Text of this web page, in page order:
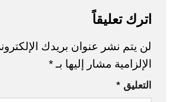
اترك تعليقاً
لن يتم نشر عنوان بريدك
الإلزامية مشار إليها بـ*
التعليق *